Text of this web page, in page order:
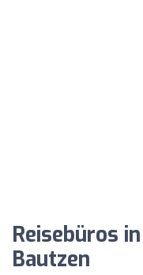
Reisebüros
Bautzen